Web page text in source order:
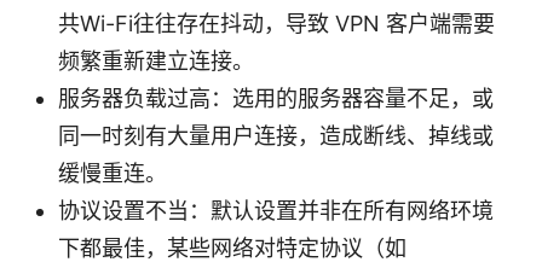
共Wi-Fi往往存在抖动，导致 VPN 客户端需要
频繁重新建立连接。
服务器负载过高：选用的服务器容量不足，或
同一时刻有大量用户连接，造成断线、掉线或
缓慢重连。
协议设置不当：默认设置并非在所有网络环境
下都最佳，某些网络对特定协议（如